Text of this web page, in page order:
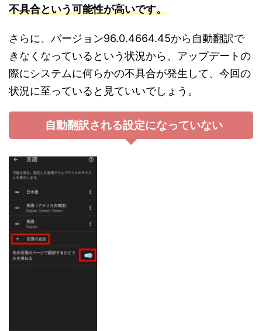
不具合という可能性が高いです。
さらに、バージョン96.0.4664.45から自動翻訳で
きなくなっているという状況から、アップデートの
際にシステムに何らかの不具合が発生して、今回の
状況に至っていると見ていいでしょう。
自動翻訳される設定になっていない